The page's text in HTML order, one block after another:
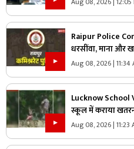
Raipur Police
धरसींवा, माना और
में शामिल!.. किसने
Aug 08, 2026 | 11:34
Lucknow School
स्कूल में कराया
हड़कंप
Aug 08, 2026 | 11:23